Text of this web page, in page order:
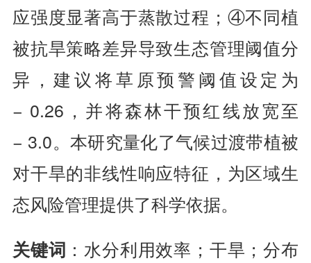
应强度显著高于蒸散过程；④不同植
被抗旱策略差异导致生态管理阈值分
异，建议将草原预警阈值设定为
− 0.26，并将森林干预红线放宽至
− 3.0。本研究量化了气候过渡带植被
对干旱的非线性响应特征，为区域生
态风险管理提供了科学依据。
关键词 ：水分利用效率；干旱；分布